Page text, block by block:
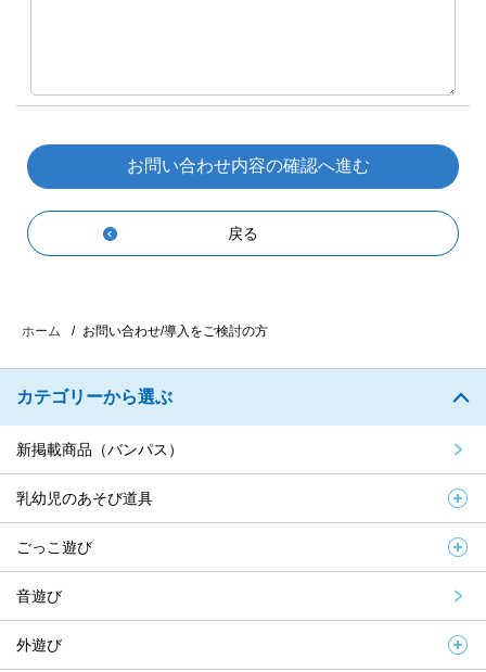
戻る
ホーム お問い合わせ/導入をご検討の方
カテゴリーから選ぶ
新掲載商品（バンパス）
乳幼児のあそび道具
ごっこ遊び
音遊び
外遊び